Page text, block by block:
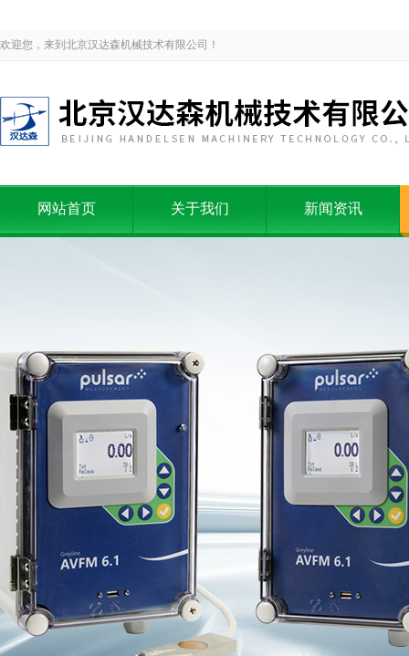
欢迎您，来到北京汉达森机械技术有限公司！
网站首页 关于我们 新闻资讯